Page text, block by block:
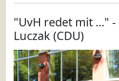
"UvH redet mit ..." -
Luczak (CDU)